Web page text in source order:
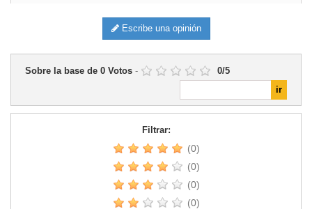
Escribe una opinión
Sobre la base de 0 Votos - 0/5
Filtrar:
(0)
(0)
(0)
(0)